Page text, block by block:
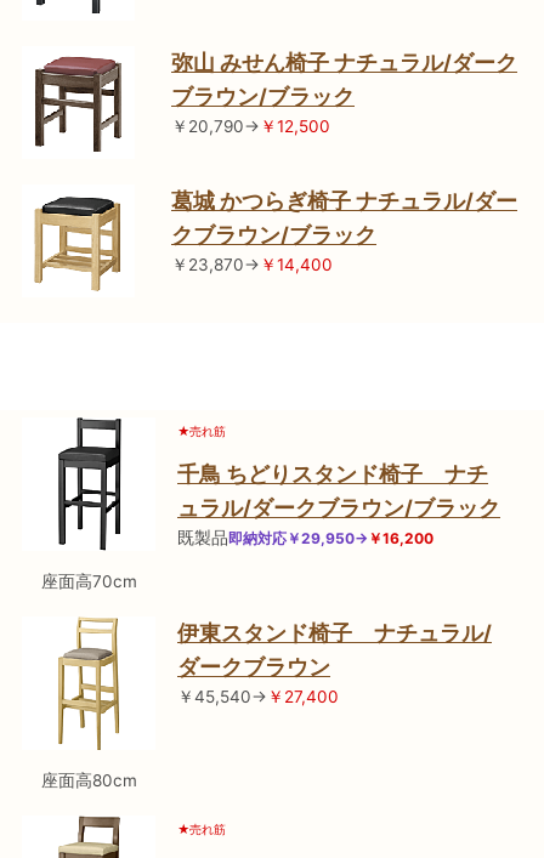
弥山 みせん椅子 ナチュラル/ダーク
ブラウン/ブラック
￥20,790→ ￥12,500
葛城 かつらぎ椅子 ナチュラル/ダー
クブラウン/ブラック
￥23,870→ ￥14,400
座面高70cm
★売れ筋
千鳥 ちどりスタンド椅子 ナチ
ュラル/ダークブラウン/ブラック
既製品即納対応￥29,950→ ￥16,200
座面高80cm
伊東スタンド椅子 ナチュラル/
ダークブラウン
￥45,540→ ￥27,400
★売れ筋